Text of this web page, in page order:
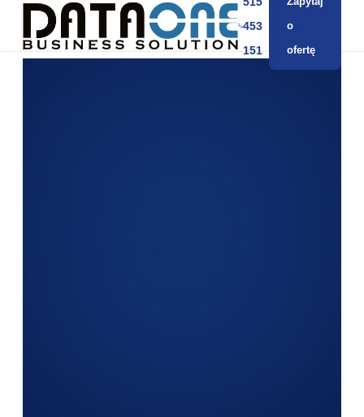
453
151
o
ofertę